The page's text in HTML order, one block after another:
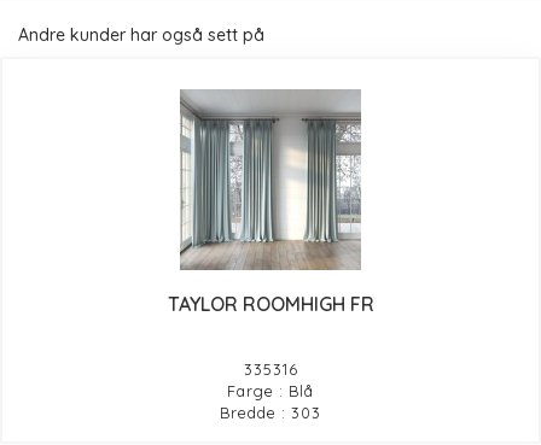
Andre kunder har også sett på
TAYLOR ROOMHIGH FR
335316
Farge : Blå
Bredde : 303